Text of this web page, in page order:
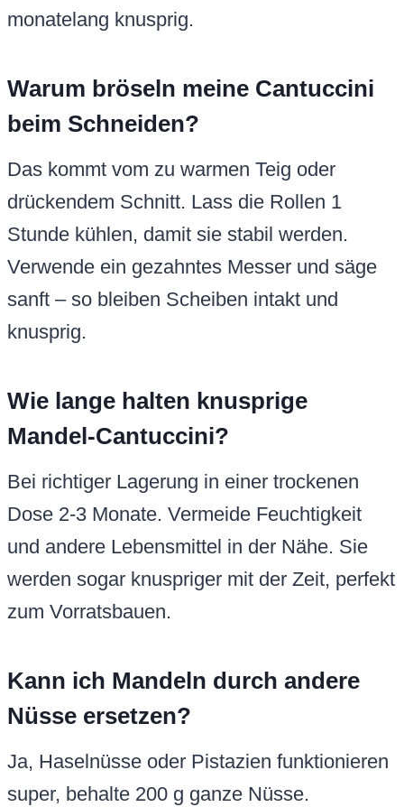
monatelang knusprig.
Warum bröseln meine Cantuccini
beim Schneiden?
Das kommt vom zu warmen Teig oder
drückendem Schnitt. Lass die Rollen 1
Stunde kühlen, damit sie stabil werden.
Verwende ein gezahntes Messer und säge
sanft – so bleiben Scheiben intakt und
knusprig.
Wie lange halten knusprige
Mandel-Cantuccini?
Bei richtiger Lagerung in einer trockenen
Dose 2-3 Monate. Vermeide Feuchtigkeit
und andere Lebensmittel in der Nähe. Sie
werden sogar knuspriger mit der Zeit, perfekt
zum Vorratsbauen.
Kann ich Mandeln durch andere
Nüsse ersetzen?
Ja, Haselnüsse oder Pistazien funktionieren
super, behalte 200 g ganze Nüsse.